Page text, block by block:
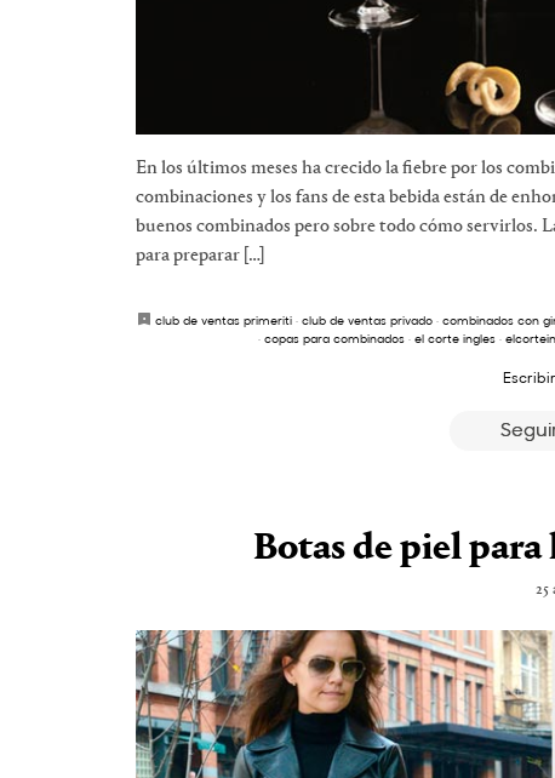
En los últimos meses ha crecido la fiebre por los
combinaciones y los fans de esta bebida están de
buenos combinados pero sobre todo cómo servirlos.
para preparar […]
club de ventas primeriti· club de ventas privado· combinados con
· copas para combinados · el corte ingles ·
Botas de piel
25